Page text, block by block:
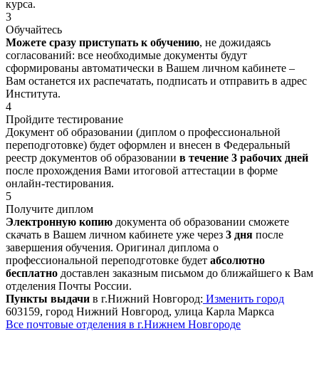
курса.
3
Обучайтесь
Можете сразу приступать к обучению, не дожидаясь
согласований: все необходимые документы будут
сформированы автоматически в Вашем личном кабинете –
Вам останется их распечатать, подписать и отправить в адрес
Института.
4
Пройдите тестирование
Документ об образовании (диплом о профессиональной
переподготовке) будет оформлен и внесен в Федеральный
реестр документов об образовании в течение 3 рабочих дней
после прохождения Вами итоговой аттестации в форме
онлайн-тестирования.
5
Получите диплом
Электронную копию документа об образовании сможете
скачать в Вашем личном кабинете уже через 3 дня после
завершения обучения. Оригинал диплома о
профессиональной переподготовке будет абсолютно
бесплатно доставлен заказным письмом до ближайшего к Вам
отделения Почты России.
Пункты выдачи в г.Нижний Новгород: Изменить город
603159, город Нижний Новгород, улица Карла Маркса
Все почтовые отделения в г.Нижнем Новгороде